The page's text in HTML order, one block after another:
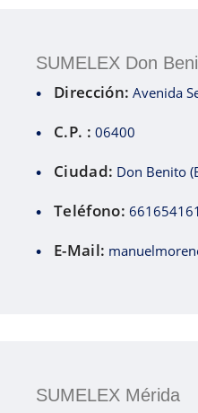
SUMELEX Don
Dirección: Avenida
C.P. : 06400
Ciudad: Don Benito
Teléfono: 661654161
E-Mail:
SUMELEX Mérida